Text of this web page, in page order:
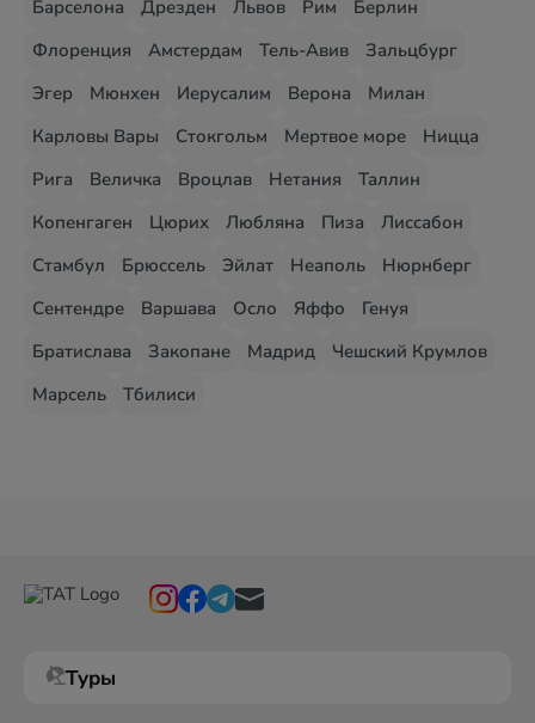
Барселона
Дрезден Львов Рим
Берлин
Флоренция
Амстердам Тель-Авив
Зальцбург
Эгер
Мюнхен Иерусалим Верона
Милан
Карловы Вары
Стокгольм Мертвое море
Ницца
Рига
Величка Вроцлав Нетания
Таллин
Копенгаген
Цюрих Любляна Пиза
Лиссабон
Стамбул
Брюссель Эйлат Неаполь
Нюрнберг
Сентендре
Варшава Осло Яффо
Генуя
Братислава
Закопане Мадрид
Чешский Крумлов
Марсель
Тбилиси
Туры